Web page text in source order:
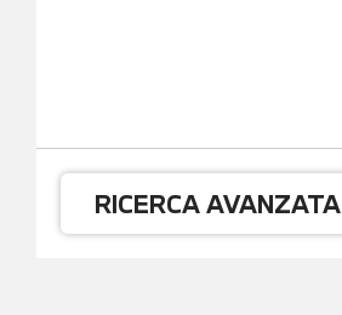
RICERCA AVANZATA